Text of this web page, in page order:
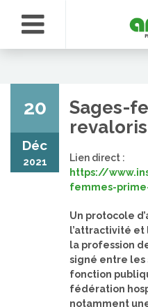
20
Déc
2021
Sages-
Lien direct :
https://
femmes-
Un protocole
l’attractivité
la profession
signé entre
fonction
fédération
notamment